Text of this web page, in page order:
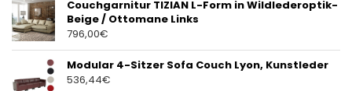
Couchgarnitur TIZIAN L-Form in Wildlederoptik-
Beige / Ottomane Links
796,00€
Modular 4-Sitzer Sofa Couch Lyon, Kunstleder
536,44€